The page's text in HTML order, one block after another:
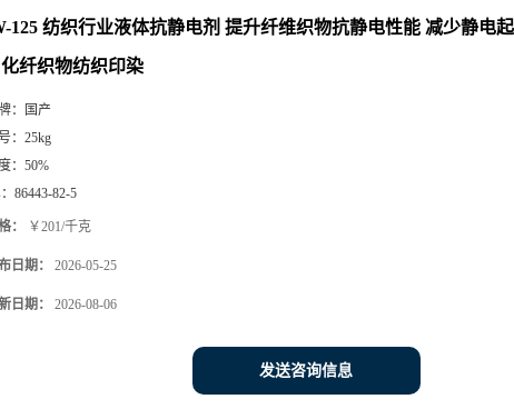
125 纺织行业液体抗静电剂 提升纤维织物抗静电性能 减少静电
纤织物纺织印染
：
国产
： 25kg
： 50%
86443-82-5
： ￥201/千克
日期： 2026-05-25
日期： 2026-08-06
发送咨询信息